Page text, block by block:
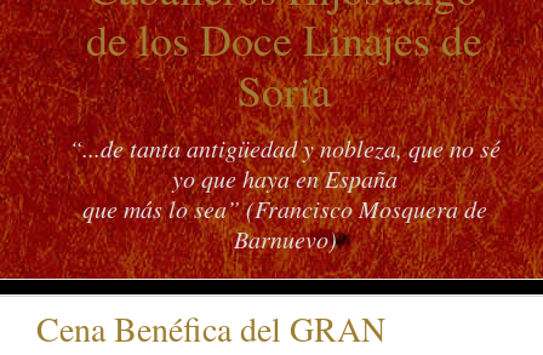
de los Doce Linajes de
Soria
“...de tanta antigüedad y nobleza, que no sé
yo que haya en España
que más lo sea” (Francisco Mosquera de
Barnuevo)
Cena Benéfica del GRAN